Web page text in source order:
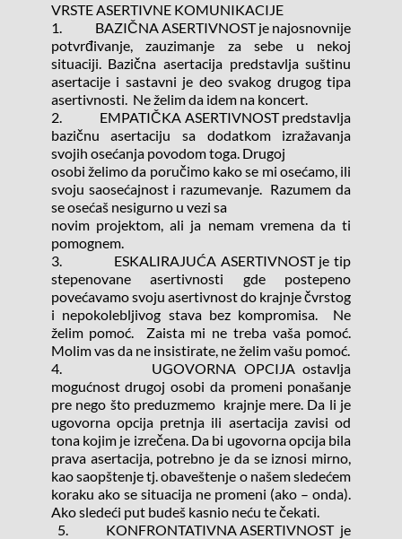
VRSTE ASERTIVNE KOMUNIKACIJE
1.            BAZIČNA ASERTIVNOST je najosnovnije
potvrđivanje, zauzimanje za sebe u nekoj
situaciji. Bazična asertacija predstavlja suštinu
asertacije i sastavni je deo svakog drugog tipa
asertivnosti.  Ne želim da idem na koncert.
2.            EMPATIČKA ASERTIVNOST predstavlja
bazičnu asertaciju sa dodatkom izražavanja
svojih osećanja povodom toga. Drugoj
osobi želimo da poručimo kako se mi osećamo, ili
svoju saosećajnost i razumevanje.  Razumem da
se osećaš nesigurno u vezi sa
novim projektom, ali ja nemam vremena da ti
pomognem.
3.            ESKALIRAJUĆA ASERTIVNOST je tip
stepenovane asertivnosti gde postepeno
povećavamo svoju asertivnost do krajnje čvrstog
i nepokolebljivog stava bez kompromisa.  Ne
želim pomoć.  Zaista mi ne treba vaša pomoć.
Molim vas da ne insistirate, ne želim vašu pomoć.
4.            UGOVORNA OPCIJA ostavlja
mogućnost drugoj osobi da promeni ponašanje
pre nego što preduzmemo  krajnje mere. Da li je
ugovorna opcija pretnja ili asertacija zavisi od
tona kojim je izrečena. Da bi ugovorna opcija bila
prava asertacija, potrebno je da se iznosi mirno,
kao saopštenje tj. obaveštenje o našem sledećem
koraku ako se situacija ne promeni (ako – onda).
Ako sledeći put budeš kasnio neću te čekati.